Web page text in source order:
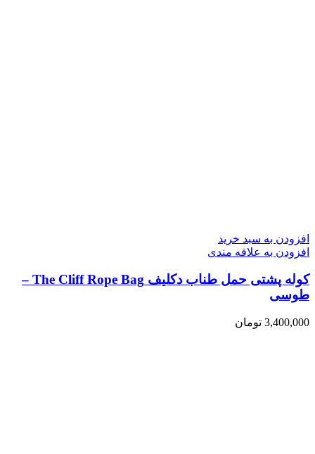
افزودن به سبد خرید
افزودن به علاقه مندی
کوله پشتی حمل طناب دکلیف The Cliff Rope Bag –
طوسی
3,400,000 تومان